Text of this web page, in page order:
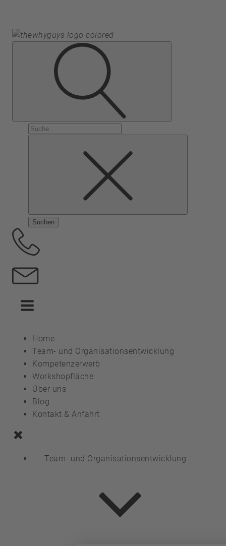
Suchen
Home
Team- und Organisationsentwicklung
Kompetenzerwerb
Workshopfläche
Über uns
Blog
Kontakt & Anfahrt
Team- und Organisationsentwicklung